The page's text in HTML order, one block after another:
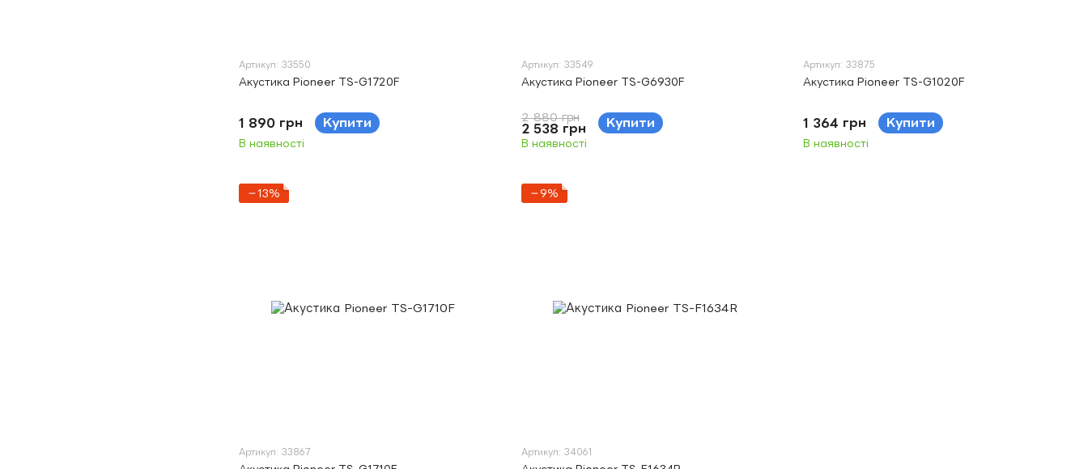
Артикул: 33550
Акустика Pioneer TS-G1720F
1 890 грн Купити
В наявності
Артикул: 33549
Акустика Pioneer TS-G6930F
2 880 грн
2 538 грн Купити
В наявності
Артикул: 33875
Акустика Pioneer TS-G1020F
1 364 грн Купити
В наявності
−13%
Артикул: 33867
−9%
Артикул: 34061